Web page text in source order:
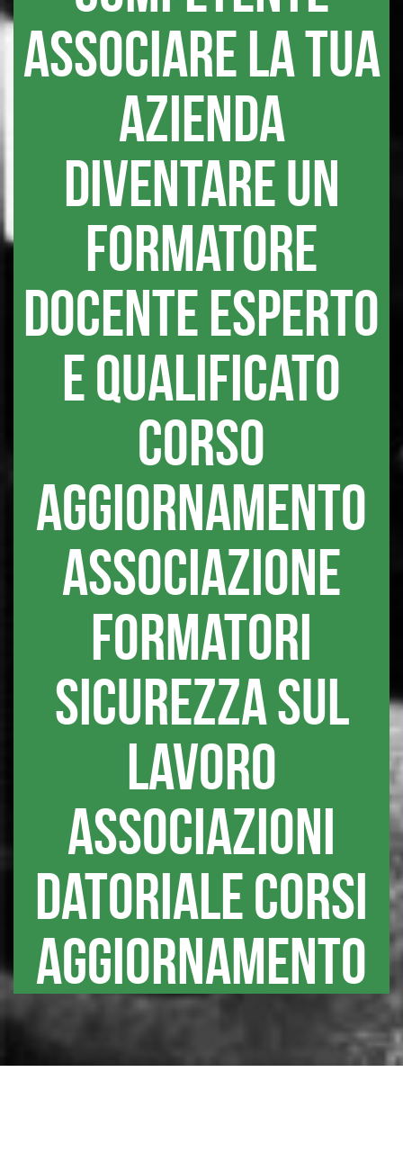
associare la tua
azienda
diventare un
formatore
docente esperto
e qualificato
corso
aggiornamento
associazione
formatori
sicurezza sul
lavoro
associazioni
datoriale corsi
aggiornamento